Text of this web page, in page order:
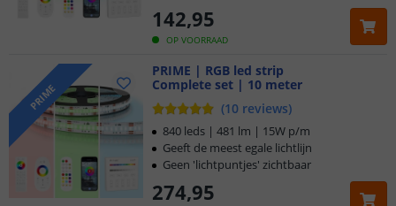
OP VOORRAAD
142,95
PRIME
PRIME | RGB led strip
Complete set | 10 meter
(10 reviews)
274,95
840 leds | 481 lm | 15W p/m
Geeft de meest egale lichtlijn
Geen 'lichtpuntjes' zichtbaar